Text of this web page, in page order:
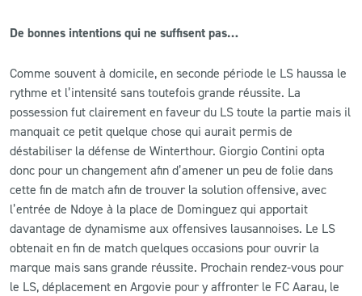
De bonnes intentions qui ne suffisent pas…
Comme souvent à domicile, en seconde période le LS haussa le
rythme et l’intensité sans toutefois grande réussite. La
possession fut clairement en faveur du LS toute la partie mais il
manquait ce petit quelque chose qui aurait permis de
déstabiliser la défense de Winterthour. Giorgio Contini opta
donc pour un changement afin d’amener un peu de folie dans
cette fin de match afin de trouver la solution offensive, avec
l’entrée de Ndoye à la place de Dominguez qui apportait
davantage de dynamisme aux offensives lausannoises. Le LS
obtenait en fin de match quelques occasions pour ouvrir la
marque mais sans grande réussite. Prochain rendez-vous pour
le LS, déplacement en Argovie pour y affronter le FC Aarau, le